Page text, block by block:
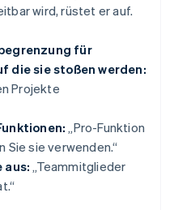
wird, rüstet er auf.
für
die sie stoßen werden:
Projekte
„Pro-Funktion
Sie sie verwenden.“
aus: „Teammitglieder